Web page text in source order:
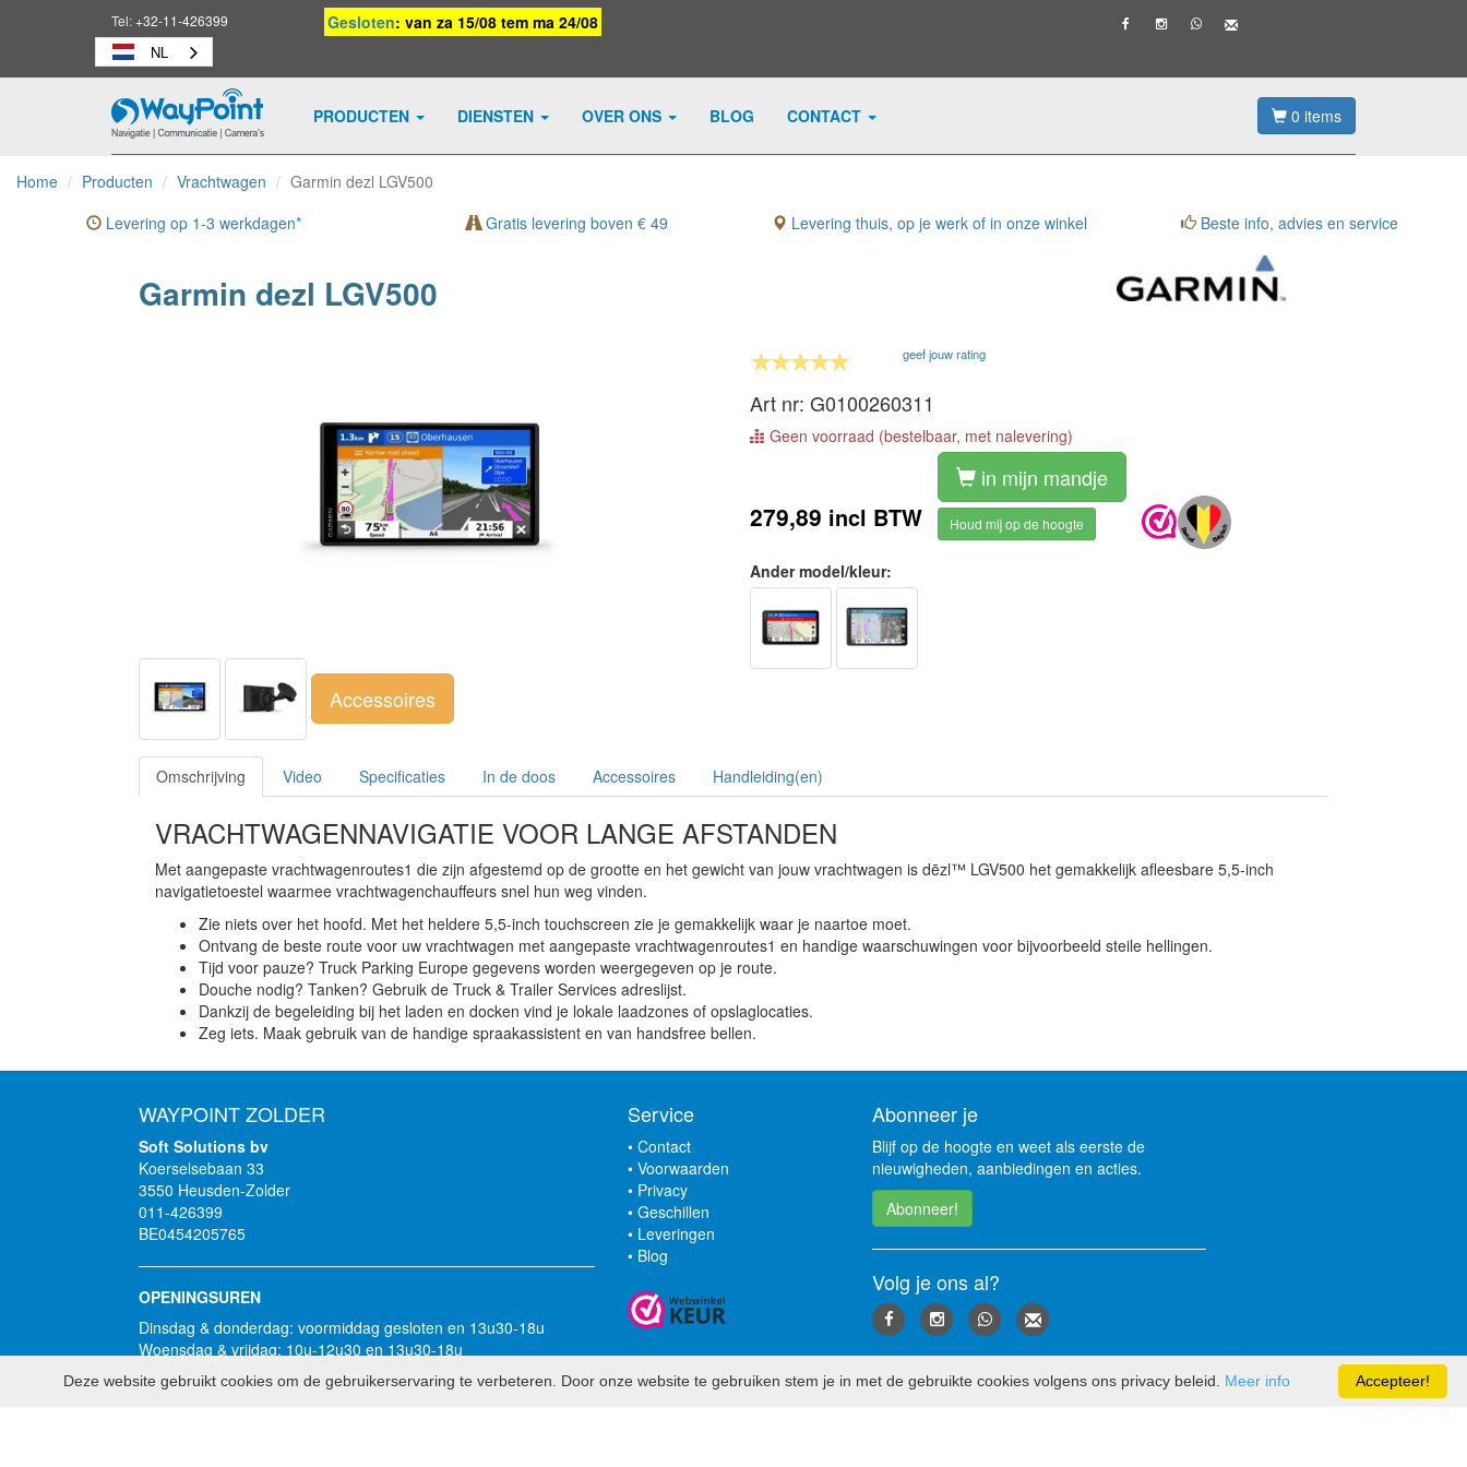
Tel:+32-11-426399 Gesloten: van za 15/08 tem ma 24/08
NL
Waypoint
-
naar
homepage
PRODUCTEN DIENSTEN OVER ONS BLOG CONTACT 0 items
Home Producten Vrachtwagen
Garmin dezl LGV500
Levering op 1-3 werkdagen*
Gratis levering boven € 49 Levering thuis, op je werk of in onze winkel Beste info, advies en service
Garmin dezl LGV500
Accessoires
geef jouw rating
Art nr: G0100260311
Geen voorraad (bestelbaar, met nalevering)
279,89 incl BTW
in mijn mandje
Houd mij op de hoogte
Ander model/kleur:
Omschrijving Video Specificaties In de doos Accessoires Handleiding(en)
VRACHTWAGENNAVIGATIE VOOR LANGE AFSTANDEN
Met aangepaste vrachtwagenroutes1 die zijn afgestemd op de grootte en het gewicht van jouw vrachtwagen is dēzl™ LGV500 het gemakkelijk afleesbare 5,5-inch
navigatietoestel waarmee vrachtwagenchauffeurs snel hun weg vinden.
Zie niets over het hoofd. Met het heldere 5,5-inch touchscreen zie je gemakkelijk waar je naartoe moet.
Ontvang de beste route voor uw vrachtwagen met aangepaste vrachtwagenroutes1 en handige waarschuwingen voor bijvoorbeeld steile hellingen.
Tijd voor pauze? Truck Parking Europe gegevens worden weergegeven op je route.
Douche nodig? Tanken? Gebruik de Truck & Trailer Services adreslijst.
Dankzij de begeleiding bij het laden en docken vind je lokale laadzones of opslaglocaties.
Zeg iets. Maak gebruik van de handige spraakassistent en van handsfree bellen.
WAYPOINT ZOLDER
Soft Solutions bv
Koerselsebaan 33
3550 Heusden-Zolder
011-426399
BE0454205765
OPENINGSUREN
Dinsdag & donderdag: voormiddag gesloten en 13u30-18u
Woensdag & vrijdag: 10u-12u30 en 13u30-18u
Zaterdag: doorlopend: 10u-16u
Zondag, maandag en feestdagen: gesloten
Service
• Contact
• Voorwaarden
• Privacy
• Geschillen
• Leveringen
• Blog
Abonneer je
Blijf op de hoogte en weet als eerste de
nieuwigheden, aanbiedingen en acties.
Abonneer!
Volg je ons al?
Accepteer!
Deze website gebruikt cookies om de gebruikerservaring te verbeteren. Door onze website te gebruiken stem je in met de gebruikte cookies volgens ons privacy beleid. Meer info